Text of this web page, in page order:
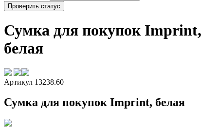
Проверить статус
Сумка для покупок Imprint,
белая
Артикул 13238.60
Сумка для покупок Imprint, белая